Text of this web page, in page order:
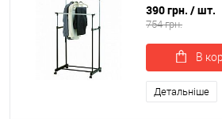
(R29746)
390 грн. / шт.
754 грн.
В
Детальніше